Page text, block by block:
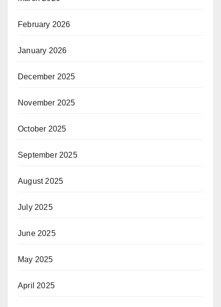
February 2026
January 2026
December 2025
November 2025
October 2025
September 2025
August 2025
July 2025
June 2025
May 2025
April 2025